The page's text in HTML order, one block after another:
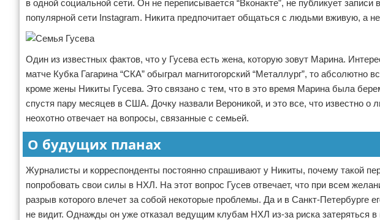
в одной социальной сети. Он не переписывается “Вконакте”, не публикует
популярной сети Instagram. Никита предпочитает общаться с людьми вживую, а
Один из известных фактов, что у Гусева есть жена, которую зовут Марина.
матче Кубка Гагарина “СКА” обыграл магнитогорский “Металлург”, то
кроме жены Никиты Гусева. Это связано с тем, что в это время Марина была
спустя пару месяцев в США. Дочку назвали Вероникой, и это все, что известно о
неохотно отвечает на вопросы, связанные с семьей.
О будущих планах
Журналисты и корреспонденты постоянно спрашивают у Никиты, почему такой
попробовать свои силы в НХЛ. На этот вопрос Гусев отвечает, что при всем
разрыв которого влечет за собой некоторые проблемы. Да и в Санкт-Петербурге
не видит. Однажды он уже отказал ведущим клубам НХЛ из-за риска затеряться